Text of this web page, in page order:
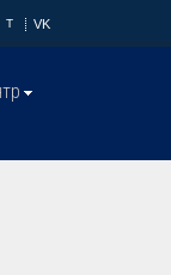
T VK